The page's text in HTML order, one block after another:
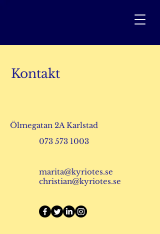
Kontakt
Ölmegatan 2A Karlstad
073 573 1003
marita@kyriotes.se
christian@kyriotes.se